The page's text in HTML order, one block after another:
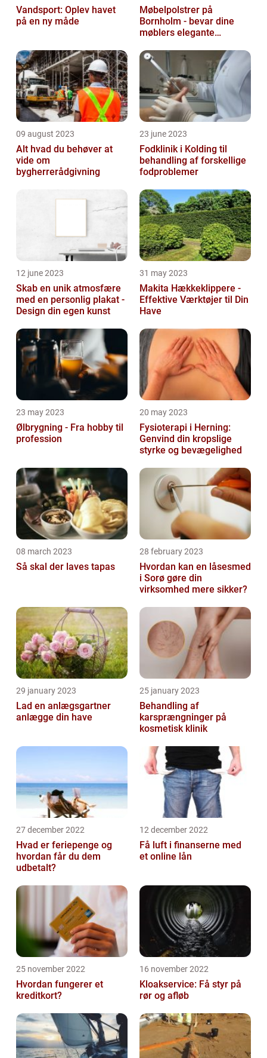
Vandsport: Oplev havet
på en ny måde
Møbelpolstrer på
Bornholm - bevar dine
møblers elegante
09 august 2023
Alt hvad du behøver at
vide om
bygherrerådgivning
23 june 2023
Fodklinik i Kolding til
behandling af forskellige
fodproblemer
12 june 2023
Skab en unik atmosfære
med en personlig plakat -
Design din egen kunst
31 may 2023
Makita Hækkeklippere -
Effektive Værktøjer til Din
Have
23 may 2023
Ølbrygning - Fra hobby til
profession
20 may 2023
Fysioterapi i Herning:
Genvind din kropslige
styrke og bevægelighed
08 march 2023
Så skal der laves tapas
28 february 2023
Hvordan kan en låsesmed
i Sorø gøre din
virksomhed mere sikker?
29 january 2023
Lad en anlægsgartner
anlægge din have
25 january 2023
Behandling af
karsprængninger på
kosmetisk klinik
27 december 2022
Hvad er feriepenge og
hvordan får du dem
udbetalt?
12 december 2022
Få luft i finanserne med
et online lån
25 november 2022
Hvordan fungerer et
kreditkort?
16 november 2022
Kloakservice: Få styr på
rør og afløb